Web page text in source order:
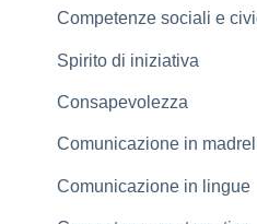
Competenze sociali e
Spirito di iniziativa
Consapevolezza
Comunicazione in
Comunicazione in lingue